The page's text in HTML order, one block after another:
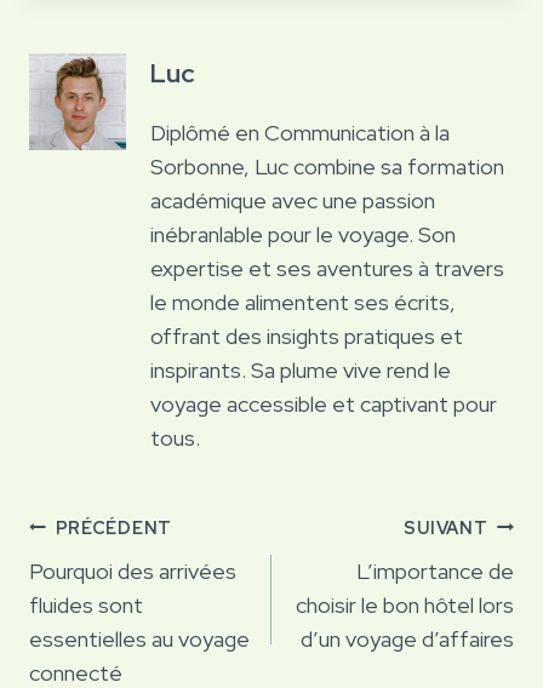
Luc
Diplômé en Communication à la
Sorbonne, Luc combine sa formation
académique avec une passion
inébranlable pour le voyage. Son
expertise et ses aventures à travers
le monde alimentent ses écrits,
offrant des insights pratiques et
inspirants. Sa plume vive rend le
voyage accessible et captivant pour
tous.
Navigation
de
l’article
PRÉCÉDENT
Pourquoi des arrivées
fluides sont
essentielles au voyage
connecté
SUIVANT
L’importance de
choisir le bon hôtel lors
d’un voyage d’affaires